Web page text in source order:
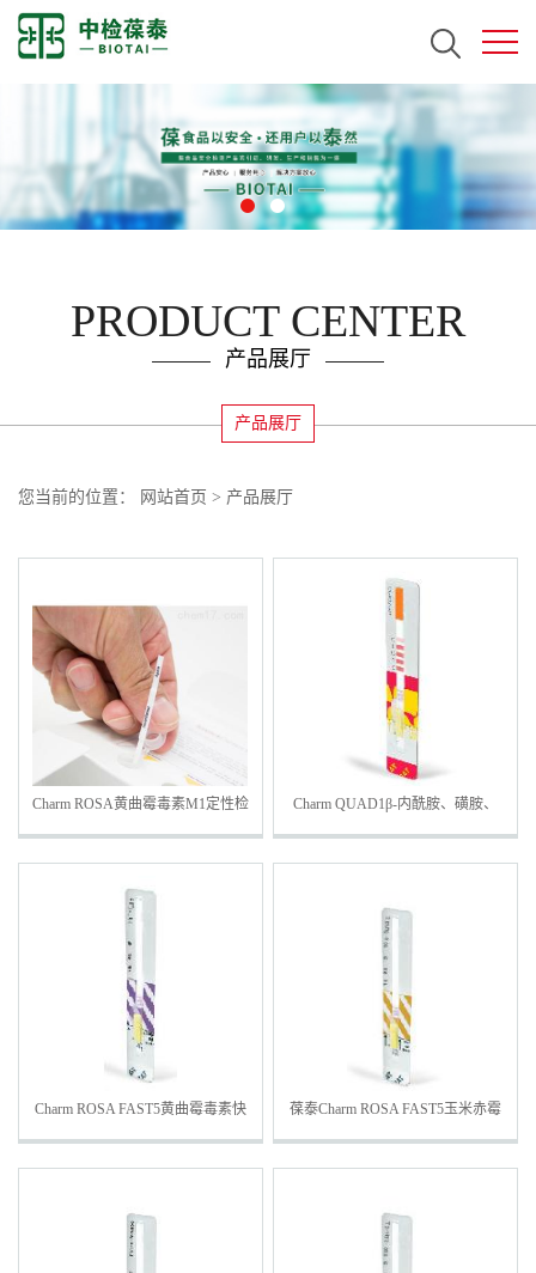
PRODUCT CENTER
产品展厅
产品展厅
您当前的位置： 网站首页 > 产品展厅
Charm ROSA黄曲霉毒素M1定性检
测条
Charm QUAD1β-内酰胺、磺胺、
喹诺酮、四环素四合一检测条
Charm ROSA FAST5黄曲霉毒素快
速定量检测条-行业标准
葆泰Charm ROSA FAST5玉米赤霉
烯酮快速定量检测条